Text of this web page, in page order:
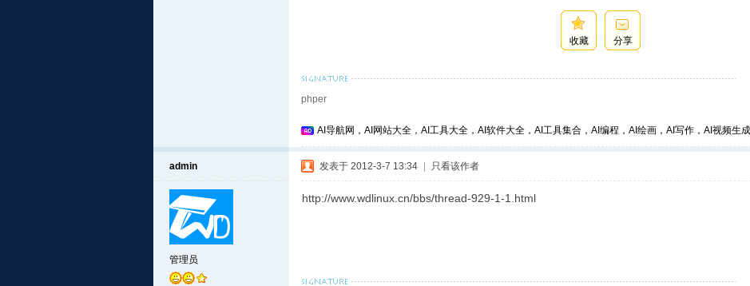
收藏 分享
phper
AI导航网，AI网站大全，AI工具大全，AI软件大全，AI工具集合，AI编程，AI绘画，AI写作，AI视频生
admin
管理员
发表于 2012-3-7 13:34 只看该作者
http://www.wdlinux.cn/bbs/thread-929-1-1.html